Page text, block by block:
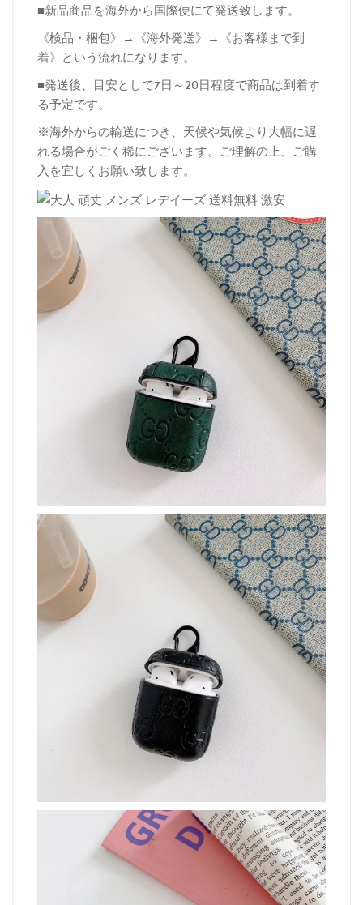
■新品商品を海外から国際便にて発送致します。
《検品・梱包》→《海外発送》→《お客様まで到
着》という流れになります。
■発送後、目安として7日～20日程度で商品は到着す
る予定です。
※海外からの輸送につき、天候や気候より大幅に遅
れる場合がごく稀にございます。ご理解の上、ご購
入を宜しくお願い致します。